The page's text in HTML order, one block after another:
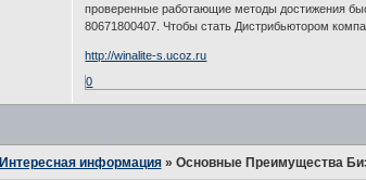
проверенные работающие методы достижения
80671800407. Чтобы стать Дистрибьютором
http://winalite-s.ucoz.ru
0
Интересная информация » Основные Преимущества